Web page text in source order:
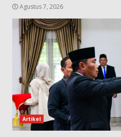
Agustus 7, 2026
Artikel